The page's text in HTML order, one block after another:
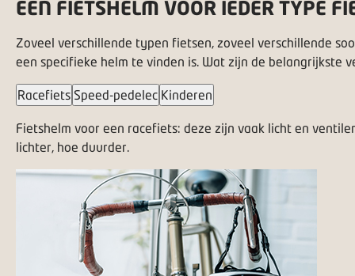
EEN FIETSHELM VOOR IEDER TYPE
Zoveel verschillende typen fietsen, zoveel verschillende
een specifieke helm te vinden is. Wat zijn de belangrijkste
Racefiets Speed-pedelec Kinderen
Fietshelm voor een racefiets: deze zijn vaak licht en
lichter, hoe duurder.